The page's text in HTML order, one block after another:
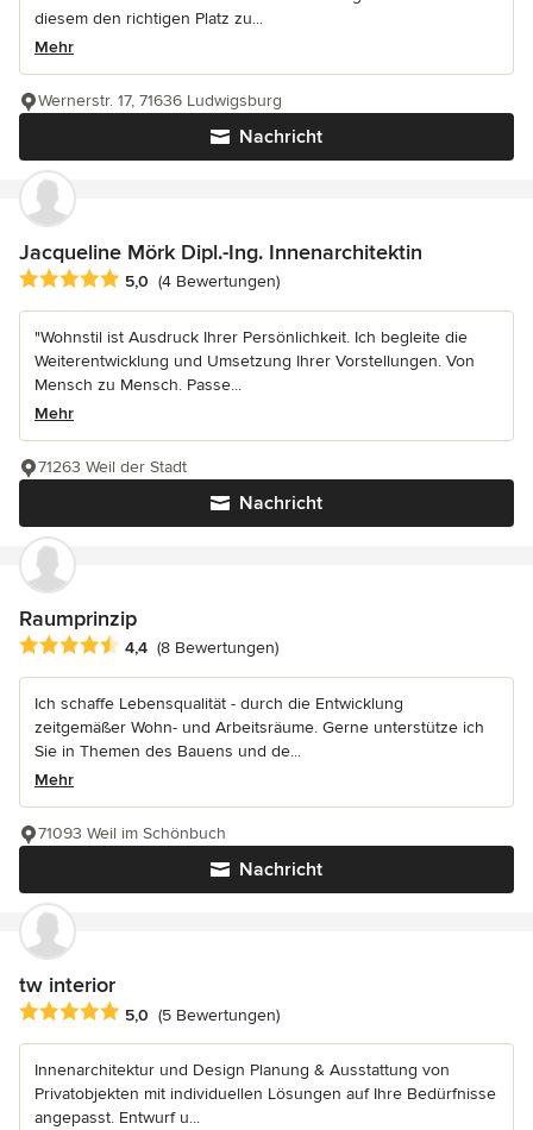
diesem den richtigen Platz zu...
Mehr
Nachricht
Wernerstr. 17, 71636 Ludwigsburg
Jacqueline Mörk Dipl.-Ing. Innenarchitektin
Durchschnittliche Bewertung: 5 von 5 Sternen
5,0 (4 Bewertungen)
"Wohnstil ist Ausdruck Ihrer Persönlichkeit. Ich begleite die
Weiterentwicklung und Umsetzung Ihrer Vorstellungen. Von
Mensch zu Mensch. Passe...
Mehr
Nachricht
71263 Weil der Stadt
Raumprinzip
Durchschnittliche Bewertung: 4.4 von 5 Sternen
4,4 (8 Bewertungen)
Ich schaffe Lebensqualität - durch die Entwicklung
zeitgemäßer Wohn- und Arbeitsräume. Gerne unterstütze ich
Sie in Themen des Bauens und de...
Mehr
Nachricht
71093 Weil im Schönbuch
tw interior
Durchschnittliche Bewertung: 5 von 5 Sternen
5,0 (5 Bewertungen)
Innenarchitektur und Design Planung & Ausstattung von
Privatobjekten mit individuellen Lösungen auf Ihre Bedürfnisse
angepasst. Entwurf u...